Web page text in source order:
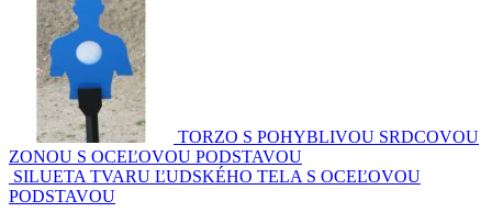
TORZO S POHYBLIVOU SRDCOVOU
ZONOU S OCEĽOVOU PODSTAVOU
SILUETA TVARU ĽUDSKÉHO TELA S OCEĽOVOU
PODSTAVOU